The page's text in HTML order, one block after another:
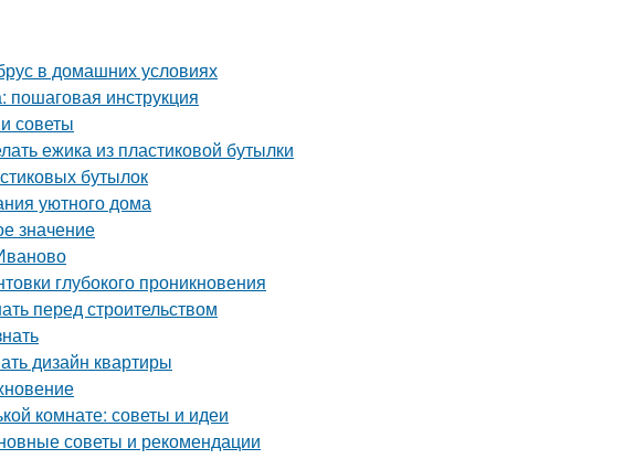
в домашних условиях
пошаговая инструкция
советы
ежика из пластиковой бутылки
бутылок
уютного дома
значение
глубокого проникновения
перед строительством
дизайн квартиры
комнате: советы и идеи
советы и рекомендации